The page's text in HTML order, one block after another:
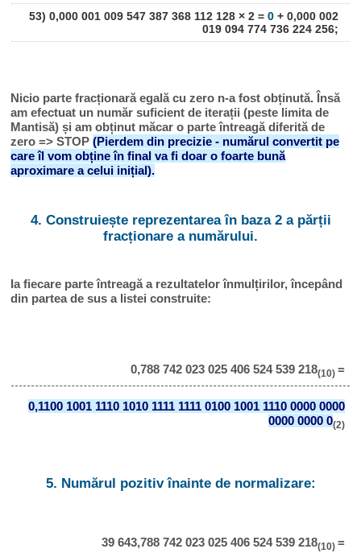
53) 0,000 001 009 547 387 368 112 128 × 2 = 0+ 0,000 002
019 094 774 736 224 256;
Nicio parte fracționară egală cu zero n-a fost obținută. Însă
am efectuat un număr suficient de iterații (peste limita de
Mantisă) și am obținut măcar o parte întreagă diferită de
zero => STOP(Pierdem din precizie - numărul convertit pe
care îl vom obține în final va fi doar o foarte bună
aproximare a celui inițial).
4. Construiește reprezentarea în baza 2 a părții
fracționare a numărului.
Ia fiecare parte întreagă a rezultatelor înmulțirilor, începând
din partea de sus a listei construite:
0,788 742 023 025 406 524 539 218(10) =
0,1100 1001 1110 1010 1111 1111 0100 1001 1110 0000 0000
0000 0000 0(2)
5. Numărul pozitiv înainte de normalizare:
39 643,788 742 023 025 406 524 539 218(10) =